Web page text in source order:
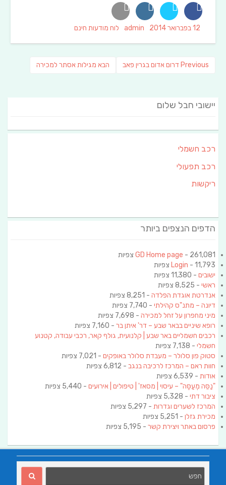
Posted
12 בפברואר 2014 Author
admin
Categories
לוח מודעות חינם
Previous
Previous
דרום אדום בגרין פאב הבא פוסט
מגילות אסתר למכירה
יישובי חבל שלום
רכב חשמלי
רכב תפעולי
ריקשות
הדפים הנצפים ביותר
GD Home page - 261,081 צפיות
Login - 11,793 צפיות
ישובים - 11,380 צפיות
ראשי - 8,525 צפיות
אנדרטת אוגדת הפלדה - 8,251 צפיות
דיונה – מתנ"ס קהילתי - 7,740 צפיות
מיני מחפרון על זחל למכירה - 7,698 צפיות
רופא שיניים בבאר שבע – דר' איתן בר - 7,160 צפיות
רכבים חשמליים באר שבע | קלנועית, גולף קאר, רכבי עבודה, קטנוע
חשמלי - 7,138 צפיות
סטוק פון סלולר – מעבדת סלולר באופקים - 7,021 צפיות
חוות ראם – המרכז לרכיבה בנגב - 6,812 צפיות
אודות - 6,539 צפיות
"נַסֵּה מְעַסֶּה" – עיסוי | מסאז' | טיפולים | אירועים - 5,440 צפיות
ציבור דתי - 5,328 צפיות
המרכז לשערים וגדרות - 5,297 צפיות
מכירת גזלן - 5,251 צפיות
פרסום באתר ויצירת קשר - 5,195 צפיות